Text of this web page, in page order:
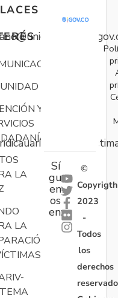
Y
LA
LA
Sí
gu
en
os
en:
©
Copyrigth
2023
-
Todos
los
derechos